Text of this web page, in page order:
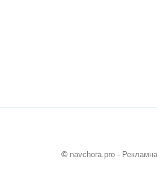
© navchora.pro -